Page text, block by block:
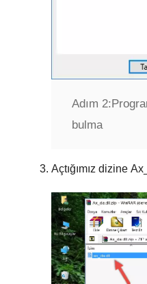
Adım 2:
bulma
Açtığımız dizine